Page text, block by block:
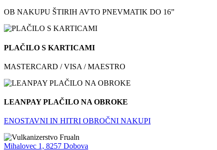
OB NAKUPU ŠTIRIH AVTO PNEVMATIK DO 16”
PLAČILO S KARTICAMI
MASTERCARD / VISA / MAESTRO
LEANPAY PLAČILO NA OBROKE
ENOSTAVNI IN HITRI OBROČNI NAKUPI
Mihalovec 1, 8257 Dobova